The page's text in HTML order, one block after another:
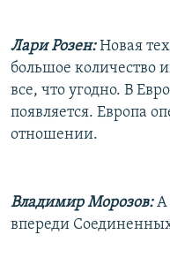
Лари Розен:Новая
большое количество
все, что угодно. В
появляется. Европа
отношении.
Владимир Морозов:А
впереди